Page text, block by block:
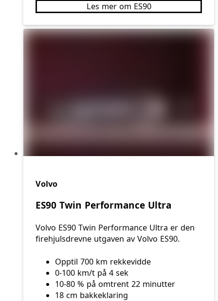
Les mer om ES90
Volvo
ES90 Twin Performance Ultra
Volvo ES90 Twin Performance Ultra er den
firehjulsdrevne utgaven av Volvo ES90.
Opptil 700 km rekkevidde
0-100 km/t på 4 sek
10-80 % på omtrent 22 minutter
18 cm bakkeklaring